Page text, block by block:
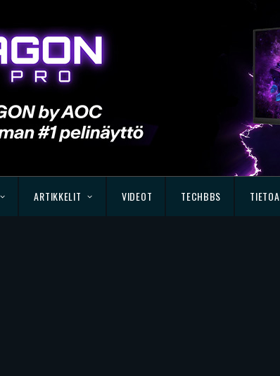
ARTIKKELIT VIDEOT TECHBBS TIETOA